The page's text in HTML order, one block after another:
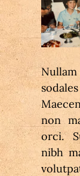
non
orci.
nibh